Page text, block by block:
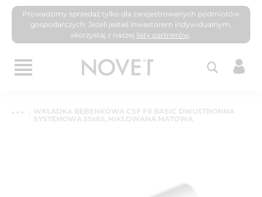
Prowadzimy sprzedaż tylko dla zarejestrowanych podmiotów
gospodarczych. Jeżeli jesteś inwestorem indywidualnym,
skorzystaj z naszej listy partnerów.
WKŁADKA BĘBENKOWA CSF F9 BASIC DWUSTRONNA
SYSTEMOWA 55x65, NIKLOWANA MATOWA